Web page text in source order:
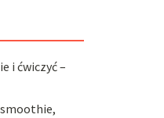
i ćwiczyć –